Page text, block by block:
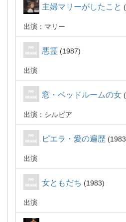
主婦マリーがしたこと
出演：マリー
悪霊 1987
出演
窓・ベッドルームの女
出演：シルビア
ピエラ・愛の遍歴 1983
出演
女ともだち 1983
出演